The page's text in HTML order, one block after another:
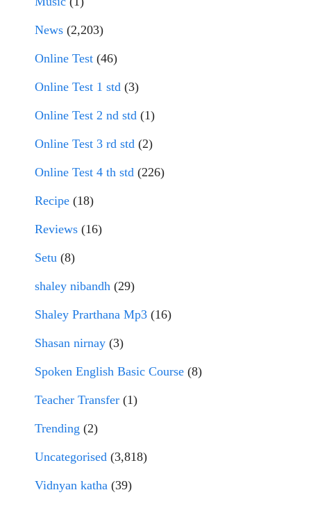
News (2,203)
Online Test (46)
Online Test 1 std (3)
Online Test 2 nd std (1)
Online Test 3 rd std (2)
Online Test 4 th std (226)
Recipe (18)
Reviews (16)
Setu (8)
shaley nibandh (29)
Shaley Prarthana Mp3 (16)
Shasan nirnay (3)
Spoken English Basic Course (8)
Teacher Transfer (1)
Trending (2)
Uncategorised (3,818)
Vidnyan katha (39)